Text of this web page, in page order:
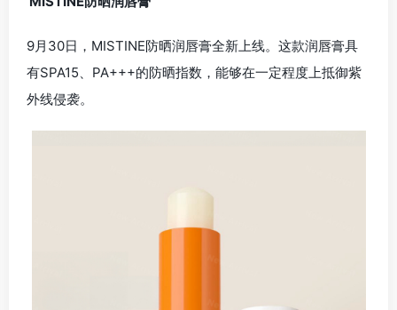
9月30日，MISTINE防晒润唇膏全新上线。这款润唇膏具
有SPA15、PA+++的防晒指数，能够在一定程度上抵御紫
外线侵袭。